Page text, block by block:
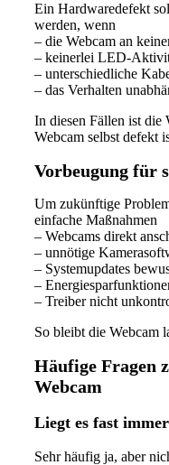
Ein Hardwaredefekt
werden, wenn
– die Webcam an
– keinerlei LED-
– unterschiedliche
– das Verhalten
In diesen Fällen ist die
Webcam selbst defekt
Vorbeugung für
Um zukünftige
einfache Maßnahmen
– Webcams direkt
– unnötige
– Systemupdates
–
– Treiber nicht
So bleibt die Webcam
Häufige Fragen
Webcam
Liegt es fast
Sehr häufig ja, aber